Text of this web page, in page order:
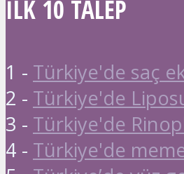
İLK 10 TALEP
1 - Türkiye'de saç
2 - Türkiye'de
3 - Türkiye'de
4 - Türkiye'de